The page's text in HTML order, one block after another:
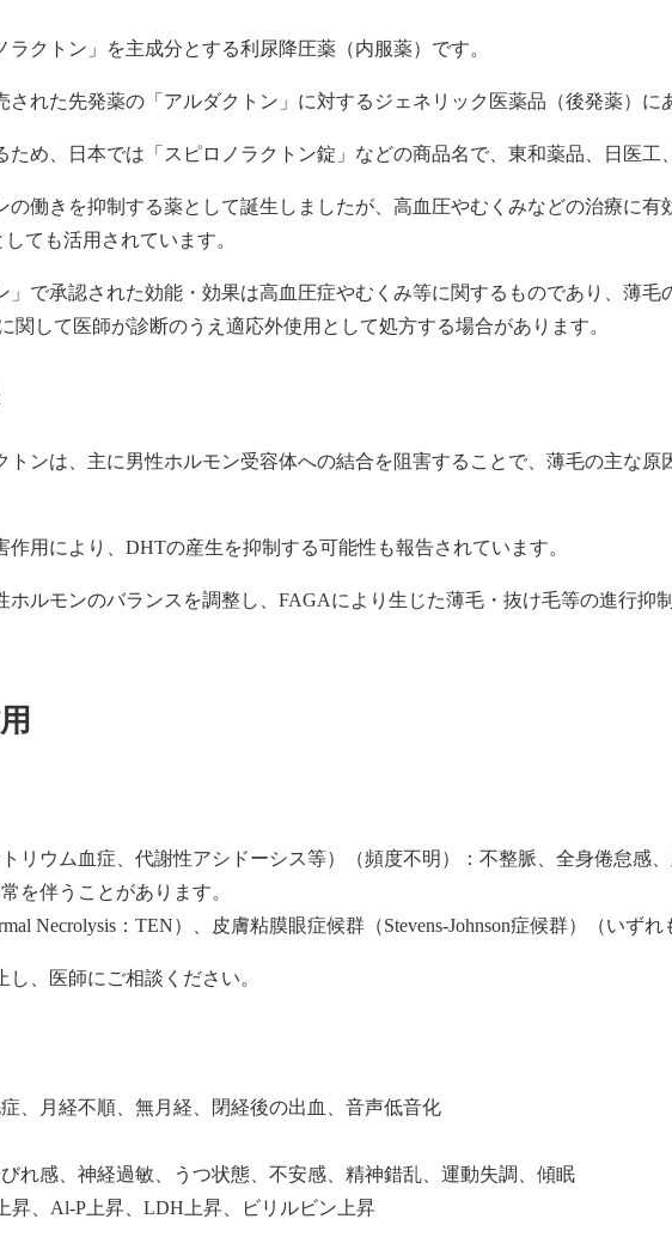
クトン」を主成分とする利尿降圧薬（内服薬）です。
れた先発薬の「アルダクトン」に対するジェネリック医薬品（後発薬）に
め、日本では「スピロノラクトン錠」などの商品名で、東和薬品、日医工
の働きを抑制する薬として誕生しましたが、高血圧やむくみなどの治療に
ても活用されています。
で承認された効能・効果は高血圧症やむくみ等に関するものであり、薄
して医師が診断のうえ適応外使用として処方する場合があります。
ンは、主に男性ホルモン受容体への結合を阻害することで、薄毛の主な
用により、DHTの産生を抑制する可能性も報告されています。
ルモンのバランスを調整し、FAGAにより生じた薄毛・抜け毛等の進行抑
リウム血症、代謝性アシドーシス等）（頻度不明）：不整脈、全身倦怠感
を伴うことがあります。
Necrolysis：TEN）、皮膚粘膜眼症候群（Stevens-Johnson症候群）（いずれ
、医師にご相談ください。
、月経不順、無月経、閉経後の出血、音声低音化
れ感、神経過敏、うつ状態、不安感、精神錯乱、運動失調、傾眠
昇、Al-P上昇、LDH上昇、ビリルビン上昇